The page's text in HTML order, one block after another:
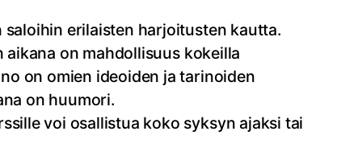
erilaisten harjoitusten kautta.
on mahdollisuus kokeilla
on omien ideoiden ja tarinoiden
on huumori.
voi osallistua koko syksyn ajaksi tai